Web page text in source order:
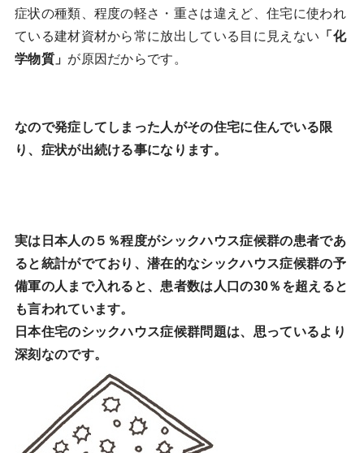
症状の種類、程度の軽さ・重さは違えど、住宅に使われ
ている建材資材から常に放出している目に見えない 「化
学物質」 が原因だからです。
なので発症してしまった人がその住宅に住んでいる限
り、症状が出続ける事になります。
実は日本人の５％程度がシックハウス症候群の患者であ
ると統計がでており、潜在的なシックハウス症候群の予
備軍の人まで入れると、患者数は人口の30％を超えると
も言われています。
日本住宅のシックハウス症候群問題は、思っているより
深刻なのです。